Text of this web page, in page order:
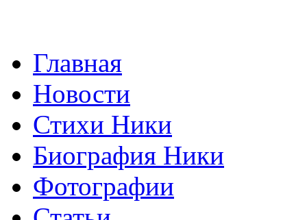
Главная
Новости
Стихи Ники
Биография Ники
Фотографии